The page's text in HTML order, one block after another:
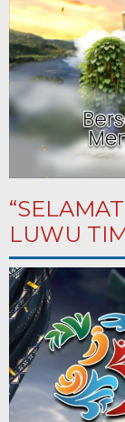
LUWU